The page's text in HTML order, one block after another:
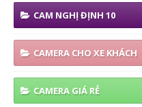
CAM NGHỊ ĐỊNH 10
CAMERA CHO XE KHÁCH
CAMERA GIÁ RẺ